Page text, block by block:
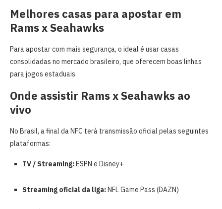
Melhores casas para apostar em
Rams x Seahawks
Para apostar com mais segurança, o ideal é usar casas
consolidadas no mercado brasileiro, que oferecem boas linhas
para jogos estaduais.
Onde assistir Rams x Seahawks ao
vivo
No Brasil, a final da NFC terá transmissão oficial pelas seguintes
plataformas:
TV / Streaming:ESPN e Disney+
Streaming oficial da liga:NFL Game Pass (DAZN)